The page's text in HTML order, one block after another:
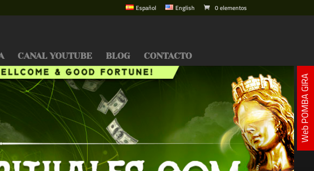
Español English 0 elementos
CANAL YOUTUBE BLOG CONTACTO
Web POMBA GIRA